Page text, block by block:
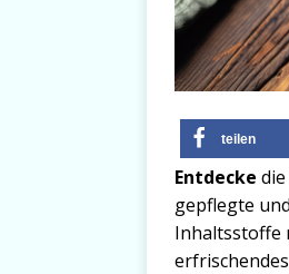
teilen
Entdecke
gepflegte
Inhaltsstoffe